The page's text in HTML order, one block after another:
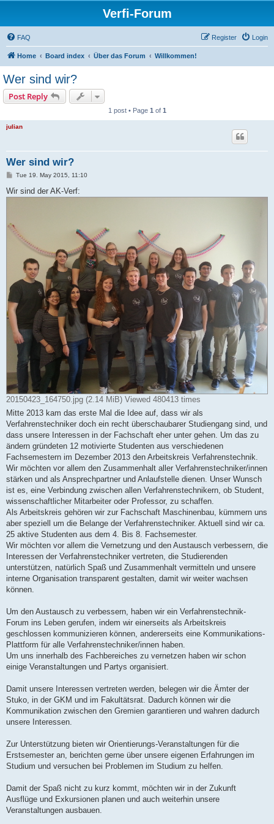
Verfi-Forum
FAQ Login
Register
Home Board index Über das Forum Willkommen!
Wer sind wir?
Post Reply
1 post • Page 1 of 1
julian
Wer sind wir?
P
s
t
Tue 19. May 2015, 11:10
Wir sind der AK-Verf:
20150423_164750.jpg (2.14 MiB) Viewed 480413 times
Mitte 2013 kam das erste Mal die Idee auf, dass wir als
Verfahrenstechniker doch ein recht überschaubarer Studiengang sind, und
dass unsere Interessen in der Fachschaft eher unter gehen. Um das zu
ändern gründeten 12 motivierte Studenten aus verschiedenen
Fachsemestern im Dezember 2013 den Arbeitskreis Verfahrenstechnik.
Wir möchten vor allem den Zusammenhalt aller Verfahrenstechniker/innen
stärken und als Ansprechpartner und Anlaufstelle dienen. Unser Wunsch
ist es, eine Verbindung zwischen allen Verfahrenstechnikern, ob Student,
wissenschaftlicher Mitarbeiter oder Professor, zu schaffen.
Als Arbeitskreis gehören wir zur Fachschaft Maschinenbau, kümmern uns
aber speziell um die Belange der Verfahrenstechniker. Aktuell sind wir ca.
25 aktive Studenten aus dem 4. Bis 8. Fachsemester.
Wir möchten vor allem die Vernetzung und den Austausch verbessern, die
Interessen der Verfahrenstechniker vertreten, die Studierenden
unterstützen, natürlich Spaß und Zusammenhalt vermitteln und unsere
interne Organisation transparent gestalten, damit wir weiter wachsen
können.
Um den Austausch zu verbessern, haben wir ein Verfahrenstechnik-
Forum ins Leben gerufen, indem wir einerseits als Arbeitskreis
geschlossen kommunizieren können, andererseits eine Kommunikations-
Plattform für alle Verfahrenstechniker/innen haben.
Um uns innerhalb des Fachbereiches zu vernetzen haben wir schon
einige Veranstaltungen und Partys organisiert.
Damit unsere Interessen vertreten werden, belegen wir die Ämter der
Stuko, in der GKM und im Fakultätsrat. Dadurch können wir die
Kommunikation zwischen den Gremien garantieren und wahren dadurch
unsere Interessen.
Zur Unterstützung bieten wir Orientierungs-Veranstaltungen für die
Erstsemester an, berichten gerne über unsere eigenen Erfahrungen im
Studium und versuchen bei Problemen im Studium zu helfen.
Damit der Spaß nicht zu kurz kommt, möchten wir in der Zukunft
Ausflüge und Exkursionen planen und auch weiterhin unsere
Veranstaltungen ausbauen.